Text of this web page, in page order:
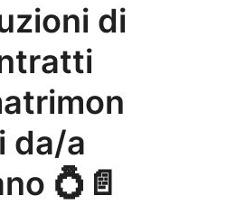
di
da/a
💍📄